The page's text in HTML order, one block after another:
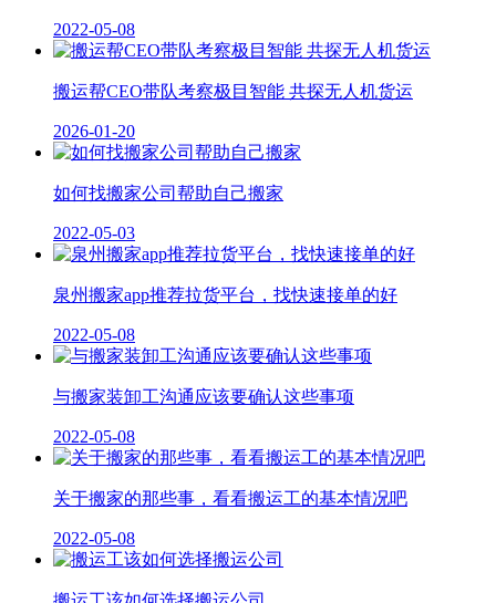
2022-05-08
搬运帮CEO带队考察极目智能 共探无人机货运
2026-01-20
如何找搬家公司帮助自己搬家
2022-05-03
泉州搬家app推荐拉货平台，找快速接单的好
2022-05-08
与搬家装卸工沟通应该要确认这些事项
2022-05-08
关于搬家的那些事，看看搬运工的基本情况吧
2022-05-08